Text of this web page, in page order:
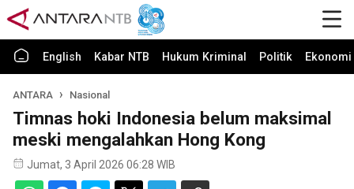
English Kabar NTB Hukum Kriminal Politik
ANTARA Nasional
Timnas hoki Indonesia belum maksimal
meski mengalahkan Hong Kong
Jumat, 3 April 2026 06:28 WIB